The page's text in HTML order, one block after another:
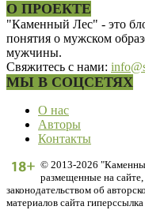
О ПРОЕКТЕ
"Каменный Лес" - это
понятия о мужском
мужчины.
Свяжитесь с нами:
МЫ В СОЦСЕТЯХ
О нас
Авторы
Контакты
© 2013-2026
размещенные на
законодательством об
материалов сайта